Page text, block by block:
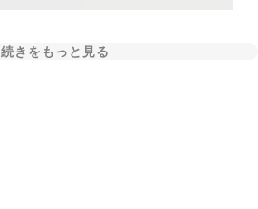
続きをもっと見る